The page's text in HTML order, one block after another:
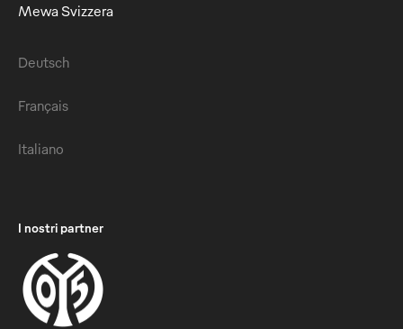
Mewa Svizzera
Deutsch
Français
Italiano
I nostri partner